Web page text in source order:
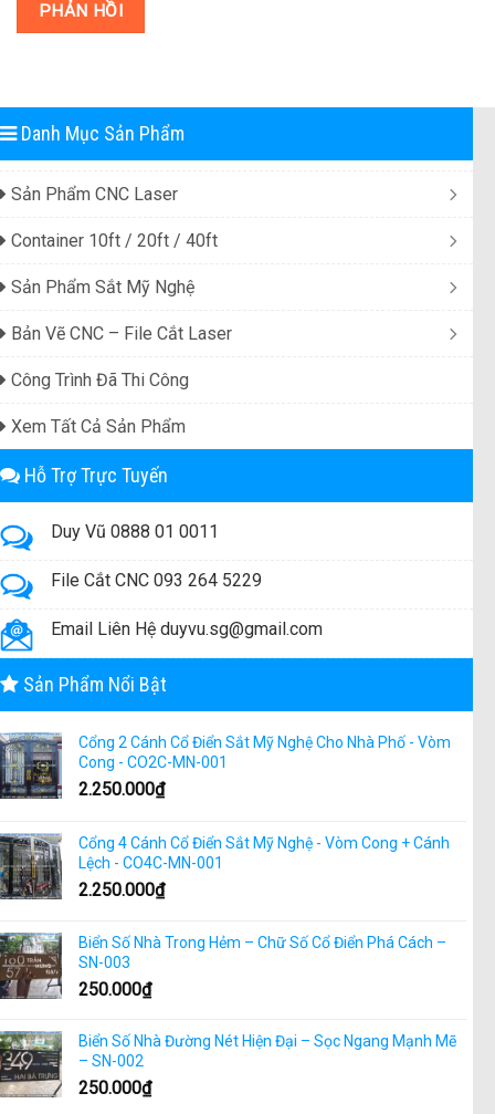
Danh Mục Sản Phẩm
Sản Phẩm CNC Laser
Container 10ft / 20ft / 40ft
Sản Phẩm Sắt Mỹ Nghệ
Bản Vẽ CNC – File Cắt Laser
Công Trình Đã Thi Công
Xem Tất Cả Sản Phẩm
Hỗ Trợ Trực Tuyến
Duy Vũ 0888 01 0011
File Cắt CNC 093 264 5229
Email Liên Hệ duyvu.sg@gmail.com
Sản Phẩm Nổi Bật
Cổng 2 Cánh Cổ Điển Sắt Mỹ Nghệ Cho Nhà Phố - Vòm
Cong - CO2C-MN-001
2.250.000₫
Cổng 4 Cánh Cổ Điển Sắt Mỹ Nghệ - Vòm Cong + Cánh
Lệch - CO4C-MN-001
2.250.000₫
Biển Số Nhà Trong Hẻm – Chữ Số Cổ Điển Phá Cách –
SN-003
250.000₫
Biển Số Nhà Đường Nét Hiện Đại – Sọc Ngang Mạnh Mẽ
– SN-002
250.000₫